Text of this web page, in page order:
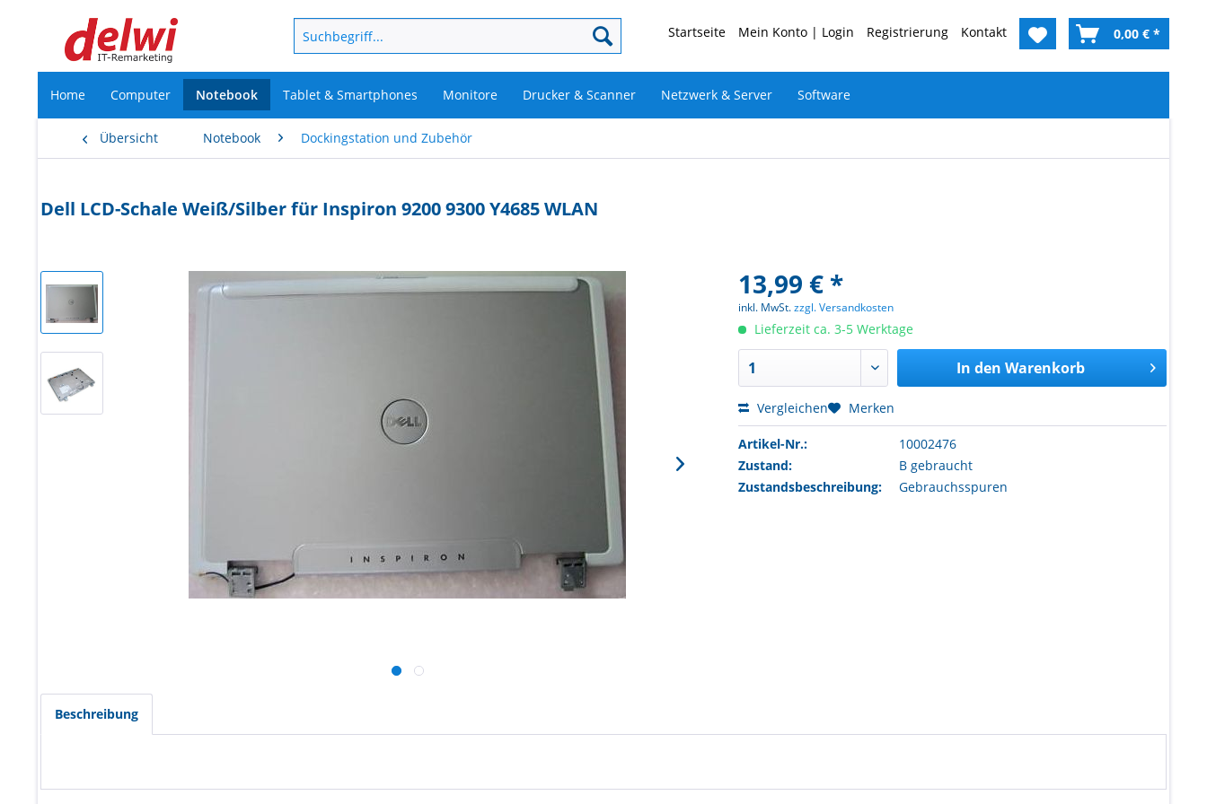
Startseite Mein Konto | Login Registrierung Kontakt 0,00 € *
Home Computer Notebook Tablet & Smartphones Monitore Drucker & Scanner Netzwerk & Server Software
Übersicht Notebook Dockingstation und Zubehör
Dell LCD-Schale Weiß/Silber für Inspiron 9200 9300 Y4685 WLAN
13,99 € *
inkl. MwSt.zzgl. Versandkosten
Lieferzeit ca. 3-5 Werktage
In den Warenkorb
Vergleichen Merken
Artikel-Nr.:
10002476
Zustand:
B gebraucht
Zustandsbeschreibung:
Gebrauchsspuren
Beschreibung